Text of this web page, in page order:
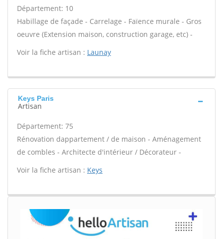
Département: 10
Habillage de façade - Carrelage - Faïence murale - Gros
oeuvre (Extension maison, construction garage, etc) -
Voir la fiche artisan : Launay
Keys Paris
Artisan
Département: 75
Rénovation dappartement / de maison - Aménagement
de combles - Architecte d'intérieur / Décorateur -
Voir la fiche artisan : Keys